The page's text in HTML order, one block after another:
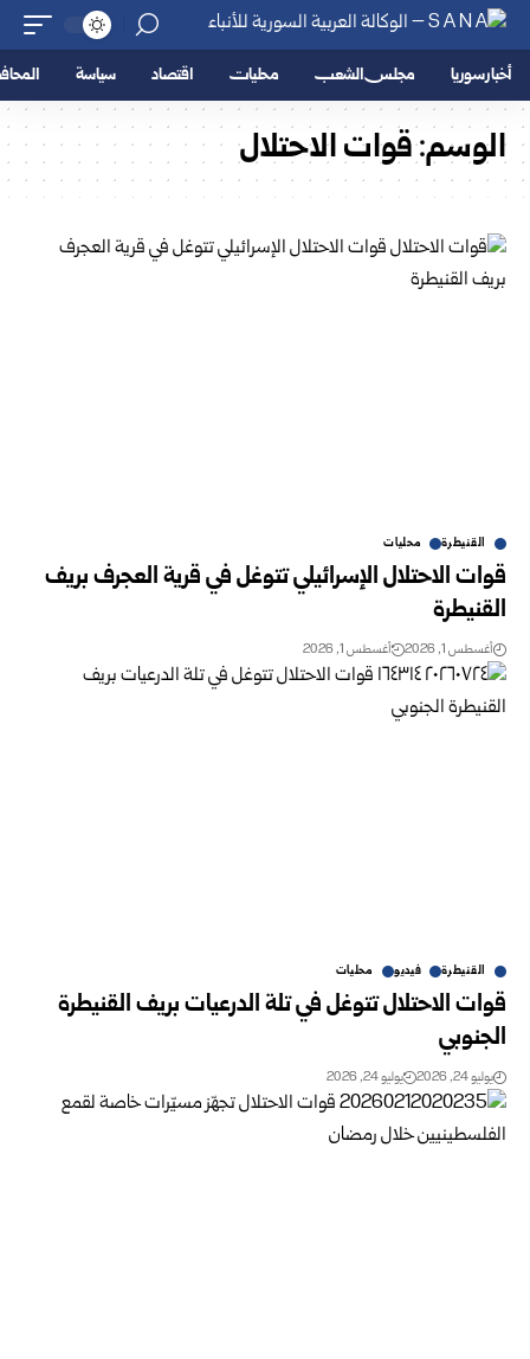
أخبار سوريا مجلس الشعب محليات اقتصاد سياسة
الوسم:قوات الاحتلال
القنيطرة محليات
قوات الاحتلال الإسرائيلي تتوغل في قرية العجرف بريف
القنيطرة
أغسطس 1, 2026 أغسطس 1, 2026
القنيطرة فيديو محليات
قوات الاحتلال تتوغل في تلة الدرعيات بريف القنيطرة
الجنوبي
يوليو 24, 2026 يوليو 24, 2026